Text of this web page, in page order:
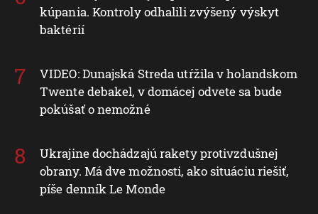
kúpania. Kontroly odhalili zvýšený výskyt
baktérií
VIDEO: Dunajská Streda utŕžila v holandskom
Twente debakel, v domácej odvete sa bude
pokúšať o nemožné
Ukrajine dochádzajú rakety protivzdušnej
obrany. Má dve možnosti, ako situáciu riešiť,
píše denník Le Monde